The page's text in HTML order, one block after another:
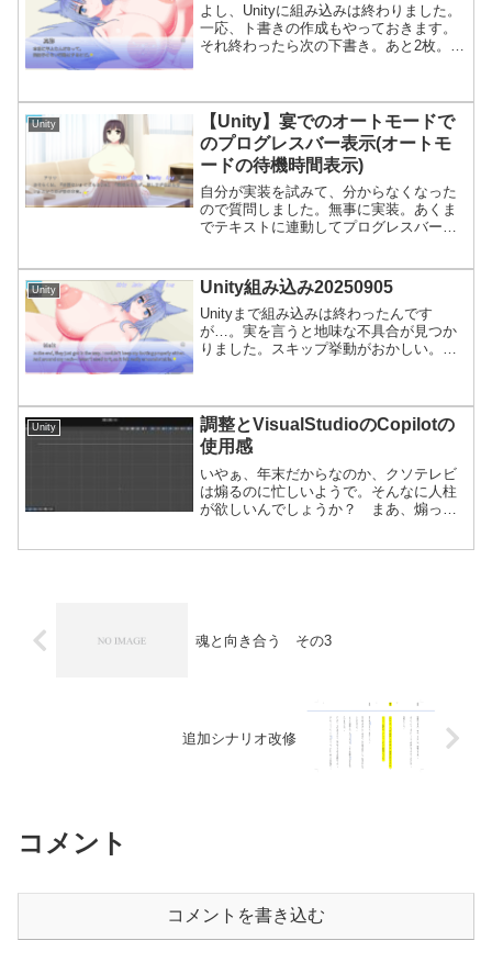
よし、Unityに組み込みは終わりました。
一応、ト書きの作成もやっておきます。
それ終わったら次の下書き。あと2枚。折
やら。なんだかんだで、考えないといけ
ないことが地味に...
Unity
【Unity】宴でのオートモードで
のプログレスバー表示(オートモ
ードの待機時間表示)
自分が実装を試みて、分からなくなった
ので質問しました。無事に実装。あくま
でテキストに連動してプログレスバーが
グレスバーが表示され、オートモードの
待機時間を表すという仕組...
Unity Unity組み込み20250905
Unityまで組み込みは終わったんです
が…。実を言うと地味な不具合が見つか
りました。スキップ挙動がおかしい。
時があるけど、ある条件を満たすとそれ
が起きます。エラー...
Unity
調整とVisualStudioのCopilotの
使用感
いやぁ、年末だからなのか、クソテレビ
は煽るのに忙しいようで。そんなに人柱
が欲しいんでしょうか？ まあ、煽って
魂と向き合う その3
追加シナリオ改修
コメント
コメントを書き込む